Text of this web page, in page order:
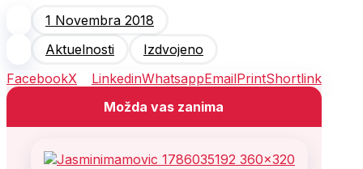
1 Novembra 2018
Aktuelnosti
Izdvojeno
FacebookX LinkedinWhatsappEmailPrintShortlink
Možda vas zanima